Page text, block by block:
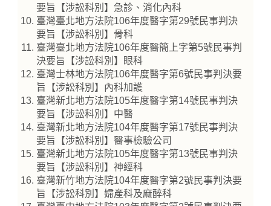
要旨【涉訟科別】急診、消化內科
臺灣臺北地方法院106年度醫字第29號民事判決
要旨【涉訟科別】骨科
臺灣臺北地方法院106年度醫簡上字第5號民事判
決要旨【涉訟科別】眼科
臺灣士林地方法院106年度醫字第6號民事判決要
旨【涉訟科別】內科加護
臺灣新北地方法院105年度醫字第14號民事判決
要旨【涉訟科別】中醫
臺灣新北地方法院104年度醫字第17號民事判決
要旨【涉訟科別】醫事檢驗公司
臺灣新北地方法院105年度醫字第13號民事判決
要旨【涉訟科別】神經科
臺灣新竹地方法院104年度醫字第2號民事判決要
旨【涉訟科別】婦產科及麻醉科